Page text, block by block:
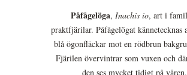
Påfågelöga, Inachis io, art i
praktfjärilar. Påfågelögat kännetecknas
blå ögonfläckar mot en rödbrun
Fjärilen övervintrar som vuxen och
den ses mycket tidigt på våren.